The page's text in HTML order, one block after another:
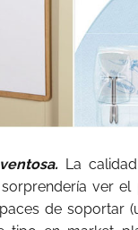
La
ver el
de soportar